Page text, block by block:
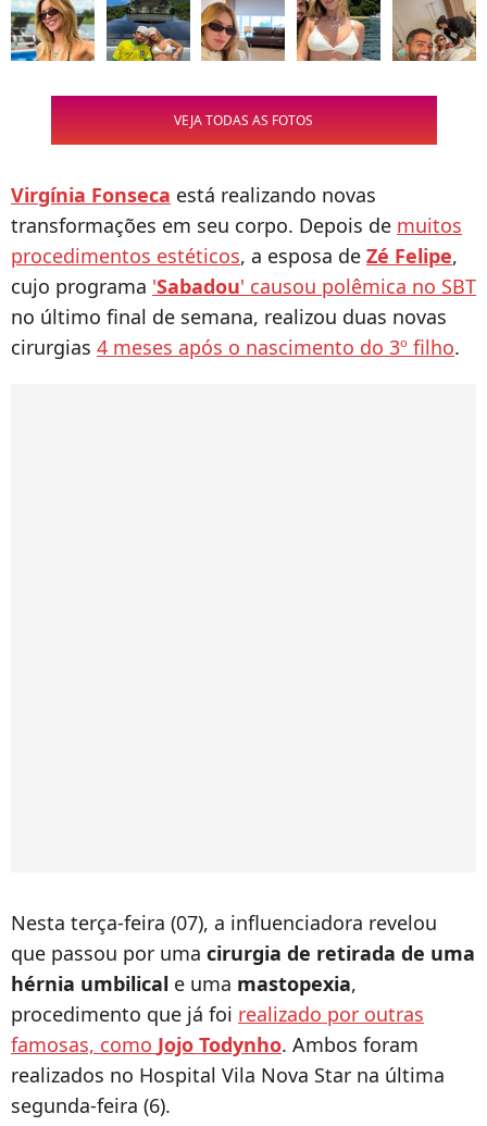
VEJA TODAS AS FOTOS
Virgínia Fonseca está realizando novas
transformações em seu corpo. Depois de muitos
procedimentos estéticos, a esposa de Zé Felipe,
cujo programa 'Sabadou' causou polêmica no SBT
no último final de semana, realizou duas novas
cirurgias 4 meses após o nascimento do 3º filho.
Nesta terça-feira (07), a influenciadora revelou
que passou por uma cirurgia de retirada de uma
hérnia umbilical e uma mastopexia,
procedimento que já foi realizado por outras
famosas, como Jojo Todynho. Ambos foram
realizados no Hospital Vila Nova Star na última
segunda-feira (6).